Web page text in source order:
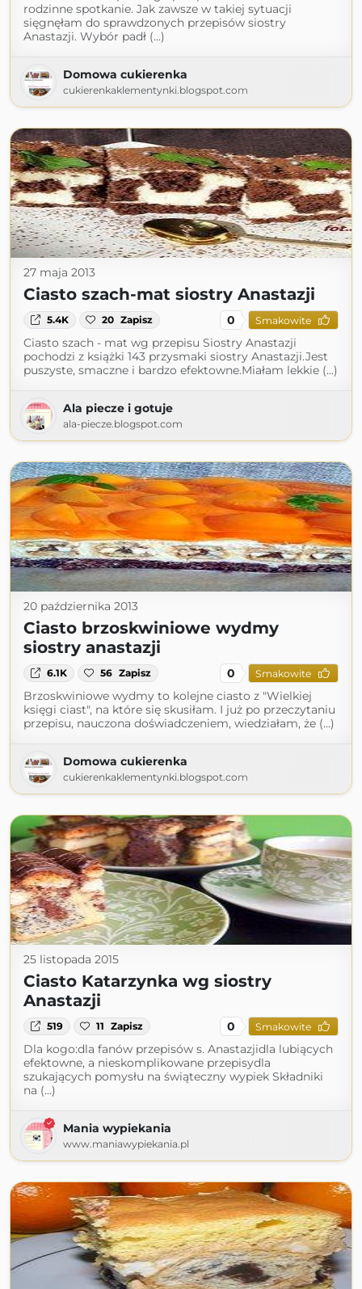
rodzinne spotkanie. Jak zawsze w takiej sytuacji
sięgnęłam do sprawdzonych przepisów siostry
Anastazji. Wybór padł (...)
Domowa cukierenka
cukierenkaklementynki.blogspot.com
27 maja 2013
Ciasto szach-mat siostry Anastazji
5.4K 20 Zapisz 0 Smakowite
Ciasto szach - mat wg przepisu Siostry Anastazji
pochodzi z książki 143 przysmaki siostry Anastazji.Jest
puszyste, smaczne i bardzo efektowne.Miałam lekkie (...)
Ala piecze i gotuje
ala-piecze.blogspot.com
20 października 2013
Ciasto brzoskwiniowe wydmy
siostry anastazji
6.1K 56 Zapisz 0 Smakowite
Brzoskwiniowe wydmy to kolejne ciasto z "Wielkiej
księgi ciast", na które się skusiłam. I już po przeczytaniu
przepisu, nauczona doświadczeniem, wiedziałam, że (...)
Domowa cukierenka
cukierenkaklementynki.blogspot.com
25 listopada 2015
Ciasto Katarzynka wg siostry
Anastazji
519 11 Zapisz 0 Smakowite
Dla kogo:dla fanów przepisów s. Anastazjidla lubiących
efektowne, a nieskomplikowane przepisydla
szukających pomysłu na świąteczny wypiek Składniki
na (...)
Mania wypiekania
www.maniawypiekania.pl